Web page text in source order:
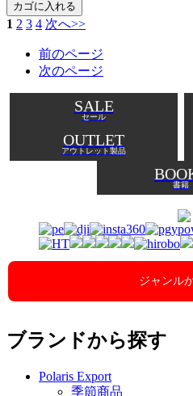
1 2 3 4 次へ>>
前のページ
次のページ
SALE
セール
OUTLET
アウトレット製品
書籍
ジャンル
ブランドから探す
Polaris Export
季節商品